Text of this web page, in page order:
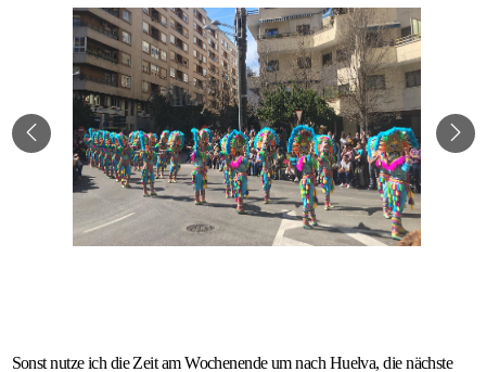
Sonst nutze ich die Zeit am Wochenende um nach Huelva, die nächste